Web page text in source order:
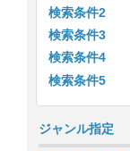
検索条件2
検索条件3
検索条件4
検索条件5
ジャンル指定